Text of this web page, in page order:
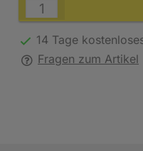
14 Tage
Fragen zum Artikel